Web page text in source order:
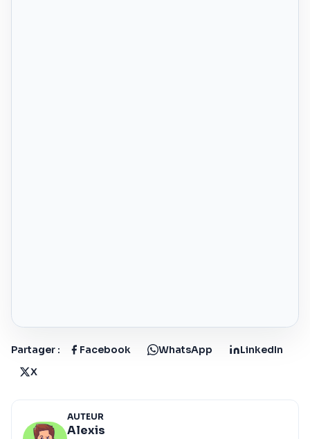
Partager : Facebook WhatsApp
LinkedIn
X
AUTEUR
Alexis